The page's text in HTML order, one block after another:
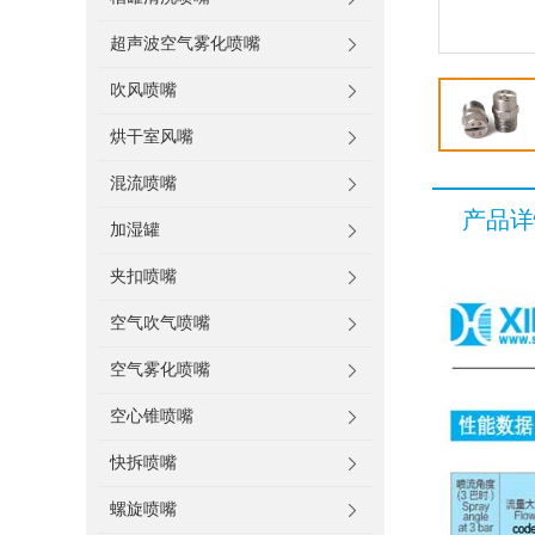
超声波空气雾化喷嘴
吹风喷嘴
烘干室风嘴
混流喷嘴
加湿罐
夹扣喷嘴
空气吹气喷嘴
空气雾化喷嘴
空心锥喷嘴
快拆喷嘴
螺旋喷嘴
产品